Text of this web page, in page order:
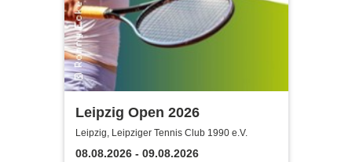
Leipzig Open 2026
Leipzig, Leipziger Tennis Club 1990 e.V.
08.08.2026 - 09.08.2026